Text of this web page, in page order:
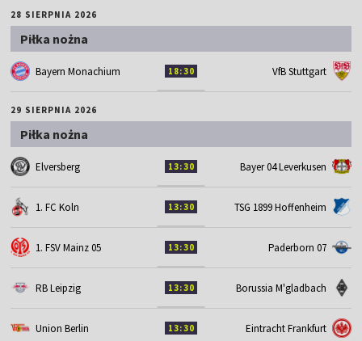
28 SIERPNIA 2026
Piłka nożna
Bayern Monachium 18:30 VfB Stuttgart
29 SIERPNIA 2026
Piłka nożna
Elversberg 13:30 Bayer 04 Leverkusen
1. FC Koln 13:30 TSG 1899 Hoffenheim
1. FSV Mainz 05 13:30 Paderborn 07
RB Leipzig 13:30 Borussia M'gladbach
Union Berlin 13:30 Eintracht Frankfurt